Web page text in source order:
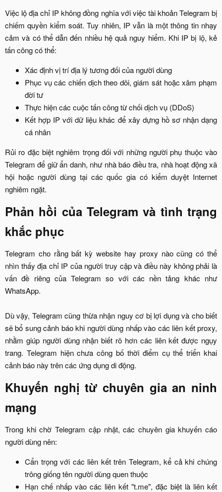
Việc lộ địa chỉ IP không đồng nghĩa với việc tài khoản Telegram bị
chiếm quyền kiểm soát. Tuy nhiên, IP vẫn là một thông tin nhạy
cảm và có thể dẫn đến nhiều hệ quả nguy hiểm. Khi IP bị lộ, kẻ
tấn công có thể:​
Xác định vị trí địa lý tương đối của người dùng​
Phục vụ các chiến dịch theo dõi, giám sát hoặc xâm phạm
đời tư​
Thực hiện các cuộc tấn công từ chối dịch vụ (DDoS)​
Kết hợp IP với dữ liệu khác để xây dựng hồ sơ nhận dạng
cá nhân​
Rủi ro đặc biệt nghiêm trọng đối với những người phụ thuộc vào
Telegram để giữ ẩn danh, như nhà báo điều tra, nhà hoạt động xã
hội hoặc người dùng tại các quốc gia có kiểm duyệt Internet
nghiêm ngặt.​
Phản hồi của Telegram và tình trạng
khắc phục​
Telegram cho rằng bất kỳ website hay proxy nào cũng có thể
nhìn thấy địa chỉ IP của người truy cập và điều này không phải là
vấn đề riêng của Telegram so với các nền tảng khác như
WhatsApp.
Dù vậy, Telegram cũng thừa nhận nguy cơ bị lợi dụng và cho biết
sẽ bổ sung cảnh báo khi người dùng nhấp vào các liên kết proxy,
nhằm giúp người dùng nhận biết rõ hơn các liên kết được ngụy
trang. Telegram hiện chưa công bố thời điểm cụ thể triển khai
cảnh báo này trên các ứng dụng di động.​
Khuyến nghị từ chuyên gia an ninh
mạng​
Trong khi chờ Telegram cập nhật, các chuyên gia khuyến cáo
người dùng nên:​
Cẩn trọng với các liên kết trên Telegram, kể cả khi chúng
trông giống tên người dùng quen thuộc​
Hạn chế nhấp vào các liên kết "t.me", đặc biệt là liên kết